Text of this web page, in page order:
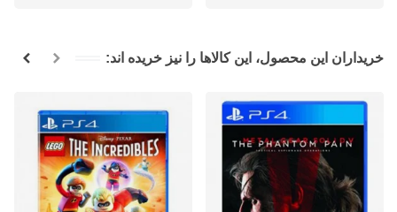
خریداران این محصول، این کالاها را نیز خریده اند: